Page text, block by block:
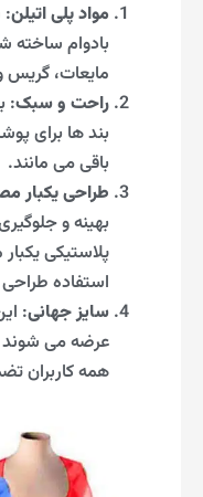
مواد پلی اتیلن:
بادوام ساخته
مایعات، گریس
راحت و سبک:
بند ها برای
باقی می مانند.
طراحی یکبار
بهینه و
پلاستیکی
استفاده
سایز جهانی:
عرضه می شوند
همه کاربران